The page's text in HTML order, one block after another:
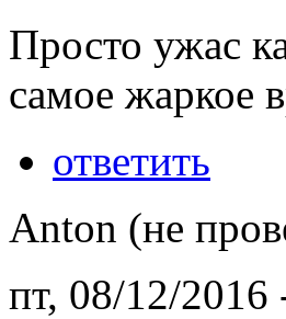
Просто ужас
самое жаркое
ответить
Anton (не
пт, 08/12/2016